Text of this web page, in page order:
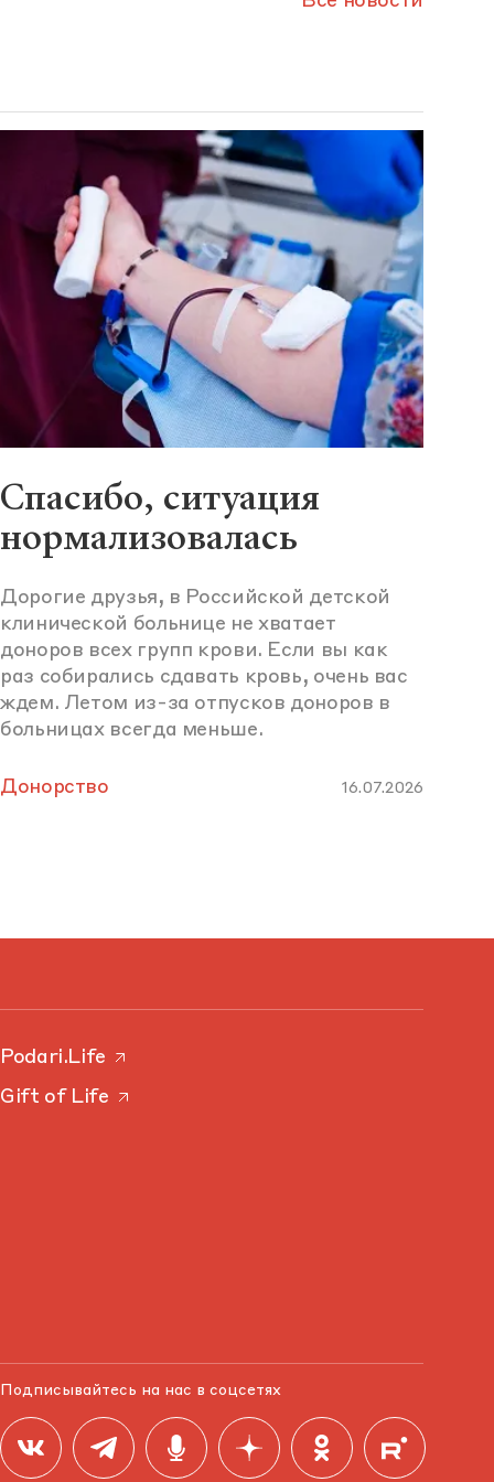
Спасибо, ситуация
нормализовалась
Дорогие друзья, в Российской детской
клинической больнице не хватает
доноров всех групп крови. Если вы как
раз собирались сдавать кровь, очень вас
ждем. Летом из-за отпусков доноров в
больницах всегда меньше.
Донорство 16.07.2026
Podari.Life
Gift of Life
Подписывайтесь на нас в соцсетях